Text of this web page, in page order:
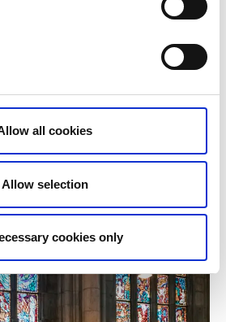
all cookies
Allow selection
cookies only